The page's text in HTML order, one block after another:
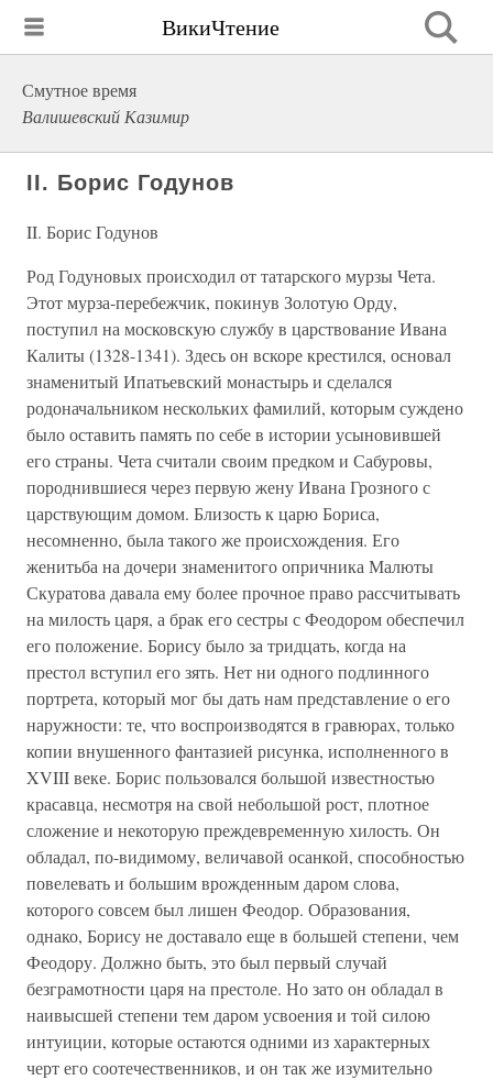
ВикиЧтение
Смутное время
Валишевский Казимир
II. Борис Годунов
II. Борис Годунов
Род Годуновых происходил от татарского мурзы Чета.
Этот мурза-перебежчик, покинув Золотую Орду,
поступил на московскую службу в царствование Ивана
Калиты (1328-1341). Здесь он вскоре крестился, основал
знаменитый Ипатьевский монастырь и сделался
родоначальником нескольких фамилий, которым суждено
было оставить память по себе в истории усыновившей
его страны. Чета считали своим предком и Сабуровы,
породнившиеся через первую жену Ивана Грозного с
царствующим домом. Близость к царю Бориса,
несомненно, была такого же происхождения. Его
женитьба на дочери знаменитого опричника Малюты
Скуратова давала ему более прочное право рассчитывать
на милость царя, а брак его сестры с Феодором обеспечил
его положение. Борису было за тридцать, когда на
престол вступил его зять. Нет ни одного подлинного
портрета, который мог бы дать нам представление о его
наружности: те, что воспроизводятся в гравюрах, только
копии внушенного фантазией рисунка, исполненного в
XVIII веке. Борис пользовался большой известностью
красавца, несмотря на свой небольшой рост, плотное
сложение и некоторую преждевременную хилость. Он
обладал, по-видимому, величавой осанкой, способностью
повелевать и большим врожденным даром слова,
которого совсем был лишен Феодор. Образования,
однако, Борису не доставало еще в большей степени, чем
Феодору. Должно быть, это был первый случай
безграмотности царя на престоле. Но зато он обладал в
наивысшей степени тем даром усвоения и той силою
интуиции, которые остаются одними из характерных
черт его соотечественников, и он так же изумительно